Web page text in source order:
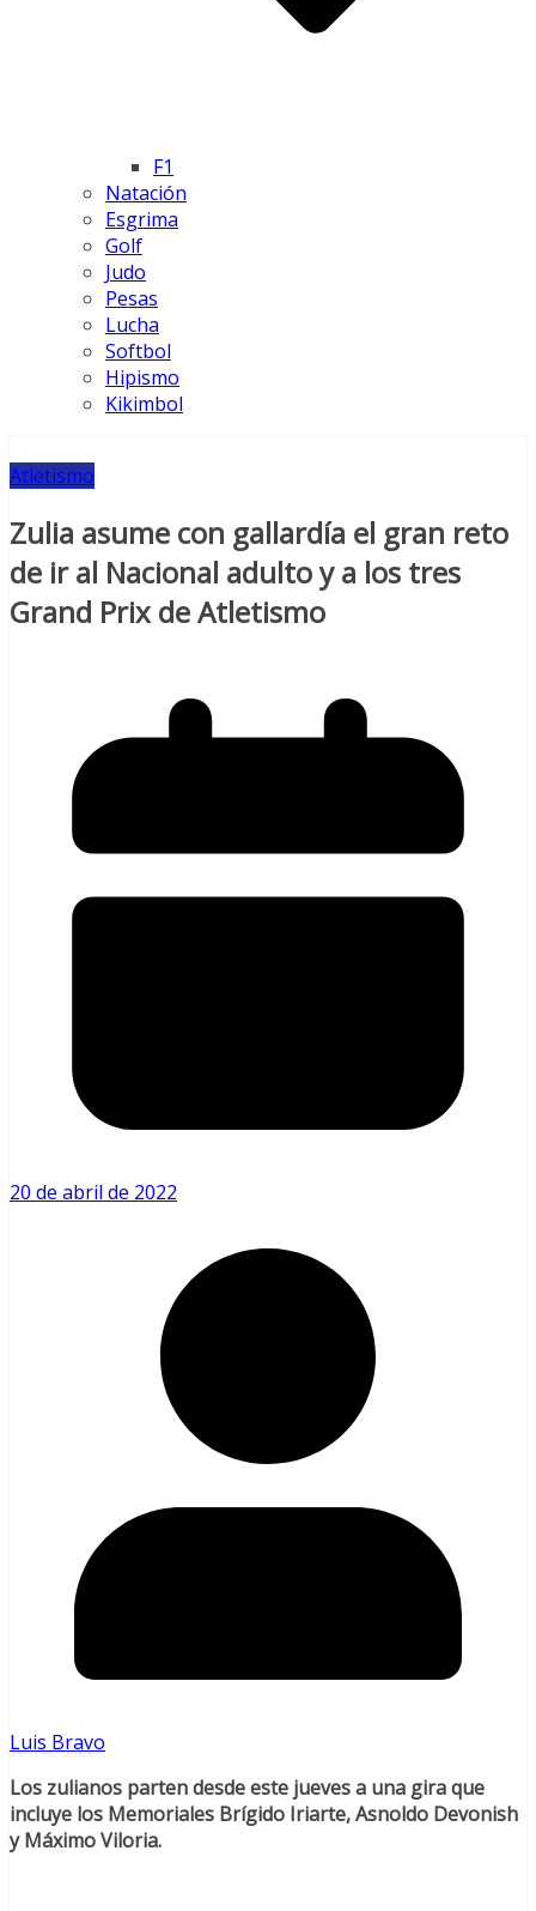
F1
Natación
Esgrima
Golf
Judo
Pesas
Lucha
Softbol
Hipismo
Kikimbol
Atletismo
Zulia asume con gallardía el gran reto
de ir al Nacional adulto y a los tres
Grand Prix de Atletismo
20 de abril de 2022
Luis Bravo
Los zulianos parten desde este jueves a una gira que
incluye los Memoriales Brígido Iriarte, Asnoldo Devonish
y Máximo Viloria.